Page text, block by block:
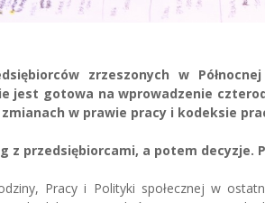
zrzeszonych w
jest gotowa na wprowadzenie
w prawie pracy i kodeksie
z przedsiębiorcami, a potem
Pracy i Polityki społecznej w